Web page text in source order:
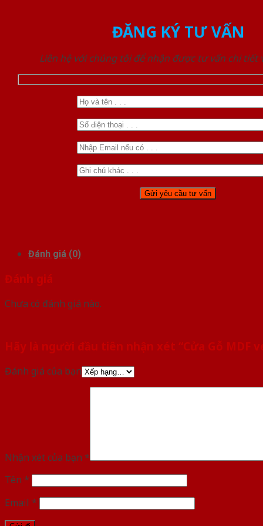
ĐĂNG KÝ TƯ VẤN
Liên hệ với chúng tôi để nhận được tư vấn chi tiết
Đánh giá (0)
Đánh giá
Chưa có đánh giá nào.
Hãy là người đầu tiên nhận xét “Cửa Gỗ MDF
Đánh giá của bạn
Nhận xét của bạn *
Tên *
Email *